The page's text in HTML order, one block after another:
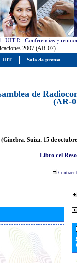
: UIT-R : Conferencias y
2007 (AR-07)
de
(AR-
(Ginebra, Suiza, 15 de
Libro del
Contraer
UIT Sala de prensa